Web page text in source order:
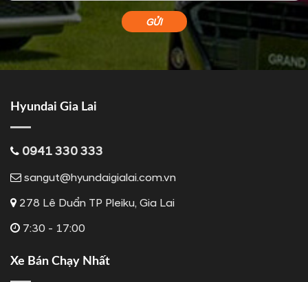
Hyundai Gia Lai
0941 330 333
sangut@hyundaigialai.com.vn
278 Lê Duẩn TP Pleiku, Gia Lai
7:30 - 17:00
Xe Bán Chạy Nhất